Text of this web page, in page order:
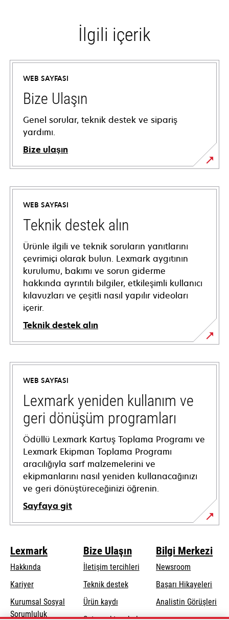
İlgili içerik
WEB SAYFASI
Bize Ulaşın
Genel sorular, teknik destek ve sipariş
yardımı.
Bize ulaşın
WEB SAYFASI
Teknik destek alın
Ürünle ilgili ve teknik soruların yanıtlarını
çevrimiçi olarak bulun. Lexmark aygıtının
kurulumu, bakımı ve sorun giderme
hakkında ayrıntılı bilgiler, etkileşimli kullanıcı
kılavuzları ve çeşitli nasıl yapılır videoları
içerir.
Teknik destek alın
opens
in
new
tab
WEB SAYFASI
Lexmark yeniden kullanım ve
geri dönüşüm programları
Ödüllü Lexmark Kartuş Toplama Programı ve
Lexmark Ekipman Toplama Programı
aracılığıyla sarf malzemelerini ve
ekipmanlarını nasıl yeniden kullanacağınızı
ve geri dönüştüreceğinizi öğrenin.
Sayfaya git
Lexmark
Hakkında
Kariyer
Kurumsal Sosyal
Sorumlulukopens
Bize Ulaşın
İletişim tercihleri
Teknik destekopens
Ürün kaydı
Bilgi Merkezi
Newsroom
Başarı Hikayeleri
Analistin Görüşleri